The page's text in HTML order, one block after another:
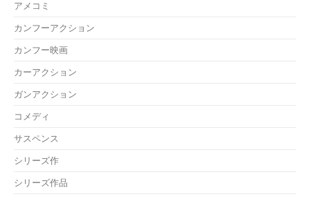
アメコミ
カンフーアクション
カンフー映画
カーアクション
ガンアクション
コメディ
サスペンス
シリーズ作
シリーズ作品